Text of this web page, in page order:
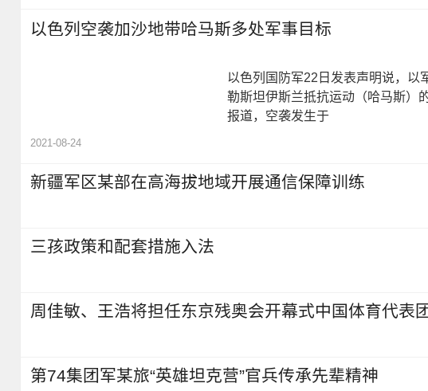
以色列空袭加沙地带哈马斯多处军事目标
以色列国防军22日发表声明说，以
勒斯坦伊斯兰抵抗运动（哈马斯）
报道，空袭发生于
2021-08-24
新疆军区某部在高海拔地域开展通信保障训练
三孩政策和配套措施入法
周佳敏、王浩将担任东京残奥会开幕式中国体育代表
第74集团军某旅“英雄坦克营”官兵传承先辈精神